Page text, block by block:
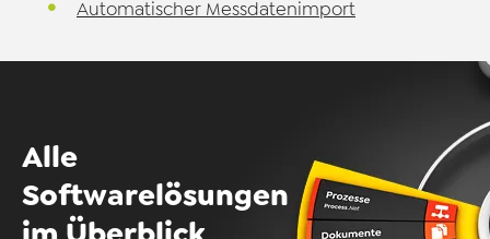
Automatischer Messdatenimport
Alle
Softwarelösungen